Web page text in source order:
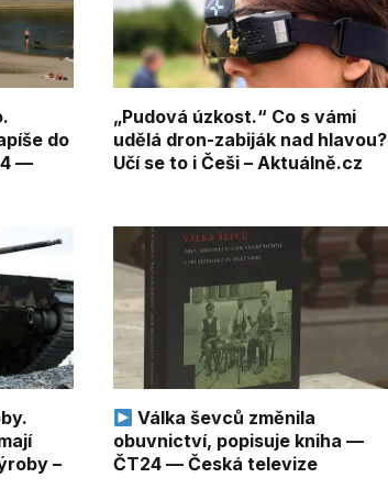
do
—
„Pudová úzkost.“ Co s vámi
udělá dron-zabiják nad hlavou?
Učí se to i Češi – Aktuálně.cz
–
Válka ševců změnila
obuvnictví, popisuje kniha —
ČT24 — Česká televize